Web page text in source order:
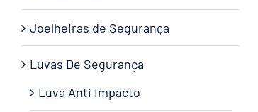
Joelheiras de Segurança
Luvas De Segurança
Luva Anti Impacto